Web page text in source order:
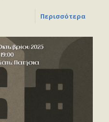
Περισσότερα